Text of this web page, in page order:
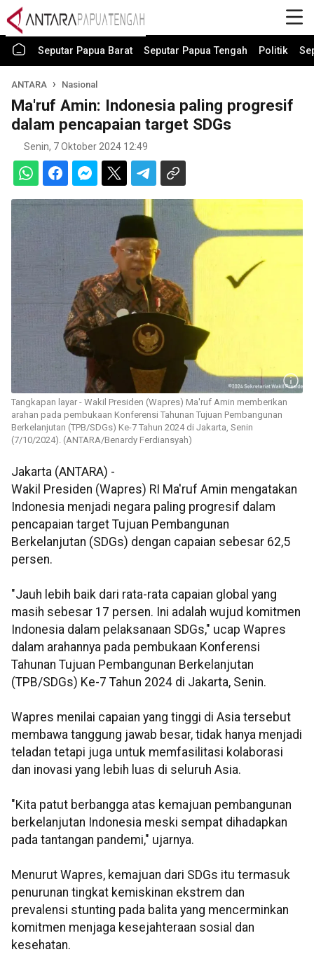
Seputar Papua Barat Seputar Papua Tengah Politik
ANTARA Nasional
Ma'ruf Amin: Indonesia paling progresif
dalam pencapaian target SDGs
Senin, 7 Oktober 2024 12:49
Tangkapan layar - Wakil Presiden (Wapres) Ma'ruf Amin memberikan
arahan pada pembukaan Konferensi Tahunan Tujuan Pembangunan
Berkelanjutan (TPB/SDGs) Ke-7 Tahun 2024 di Jakarta, Senin
(7/10/2024). (ANTARA/Benardy Ferdiansyah)
Jakarta (ANTARA) -
Wakil Presiden (Wapres) RI Ma'ruf Amin mengatakan
Indonesia menjadi negara paling progresif dalam
pencapaian target Tujuan Pembangunan
Berkelanjutan (SDGs) dengan capaian sebesar 62,5
persen.
"Jauh lebih baik dari rata-rata capaian global yang
masih sebesar 17 persen. Ini adalah wujud komitmen
Indonesia dalam pelaksanaan SDGs," ucap Wapres
dalam arahannya pada pembukaan Konferensi
Tahunan Tujuan Pembangunan Berkelanjutan
(TPB/SDGs) Ke-7 Tahun 2024 di Jakarta, Senin.
Wapres menilai capaian yang tinggi di Asia tersebut
membawa tanggung jawab besar, tidak hanya menjadi
teladan tetapi juga untuk memfasilitasi kolaborasi
dan inovasi yang lebih luas di seluruh Asia.
"Kita patut berbangga atas kemajuan pembangunan
berkelanjutan Indonesia meski sempat dihadapkan
pada tantangan pandemi," ujarnya.
Menurut Wapres, kemajuan dari SDGs itu termasuk
penurunan tingkat kemiskinan ekstrem dan
prevalensi stunting pada balita yang mencerminkan
komitmen menjaga kesejahteraan sosial dan
kesehatan.